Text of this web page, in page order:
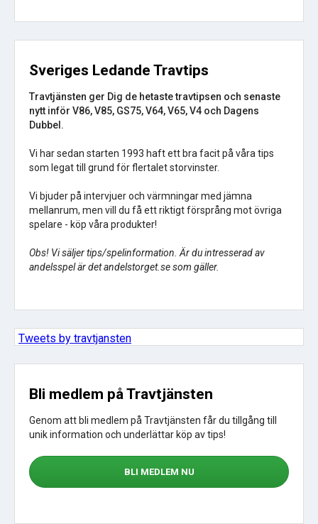
Sveriges Ledande Travtips
Travtjänsten ger Dig de hetaste travtipsen och senaste
nytt inför V86, V85, GS75, V64, V65, V4 och Dagens
Dubbel.
Vi har sedan starten 1993 haft ett bra facit på våra tips
som legat till grund för flertalet storvinster.
Vi bjuder på intervjuer och värmningar med jämna
mellanrum, men vill du få ett riktigt försprång mot övriga
spelare - köp våra produkter!
Obs! Vi säljer tips/spelinformation. Är du intresserad av
andelsspel är det andelstorget.se som gäller.
Tweets by travtjansten
Bli medlem på Travtjänsten
Genom att bli medlem på Travtjänsten får du tillgång till
unik information och underlättar köp av tips!
BLI MEDLEM NU